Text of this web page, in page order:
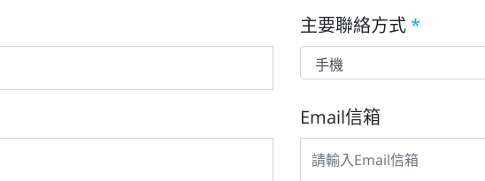
主要聯絡方式 *
Email信箱